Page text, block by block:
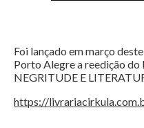
Foi lançado em março
Porto Alegre a reedição do
NEGRITUDE E
https://